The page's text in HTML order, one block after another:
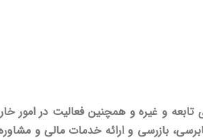
و غیره و همچنین فعالیت در امور
بازرسی و ارائه خدمات مالی و